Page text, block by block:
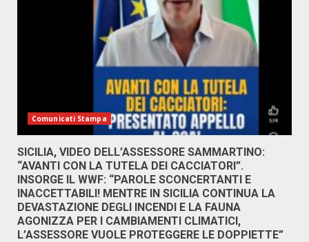
Comunicati Stampa
SICILIA, VIDEO DELL’ASSESSORE SAMMARTINO:
“AVANTI CON LA TUTELA DEI CACCIATORI”.
INSORGE IL WWF: “PAROLE SCONCERTANTI E
INACCETTABILI! MENTRE IN SICILIA CONTINUA LA
DEVASTAZIONE DEGLI INCENDI E LA FAUNA
AGONIZZA PER I CAMBIAMENTI CLIMATICI,
L’ASSESSORE VUOLE PROTEGGERE LE DOPPIETTE”